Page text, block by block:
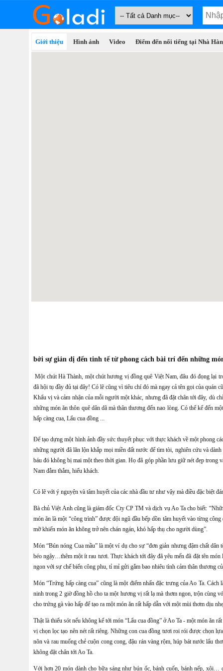
Giới thiệu Hình ảnh Video Điểm đến nổi tiếng tại Nhà
bởi sự giản dị đến tinh tế từ phong cách bài trí đến những
Một chút Hà Thành, một chút hương vị đồng quê Việt Nam, đâu đó đọng lại
đã hội tụ đầy đủ tại đây! Có lẽ cũng vì tiêu chí đó mà ngay cả tên gọi của quán
Khẩu vị và cảm nhận của mỗi người một khác, nhưng đã đặt chân tới đây, dù
những món ăn thôn quê dân dã mà thân thương đến nao lòng. Có thể kể đến
hấp càng cua, Lẩu cua đồng ...
Để tạo dựng một hình ảnh đầy sức thuyết phục với thực khách về một phong
những người đã lăn lộn khắp mọi miền đất nước để tìm tòi, nghiên cứu và
báu đó không bị mai một theo thời gian. Họ đã góp phần lưu giữ nét đẹp trong
Nam đằm thắm, hiếu khách.
Có lẽ với ý nguyện và tâm huyết của các nhà đầu tư như vậy mà điều đặc biệt
Bà chủ Việt Anh cũng là giám đốc Cty CP TM và dịch vụ Ao Ta cho biết:
món ăn là một “công trình” được đội ngũ đầu bếp dồn tâm huyết vào từng
mỡ khiến món ăn không trở nên chán ngán, khó hấp thụ cho người dùng”.
Món “Bún nóng Cua mầu” là một ví dụ cho sự “đơn giản nhưng đậm chất
béo ngậy…thêm một ít rau tươi. Thực khách tới đây đã yêu mến đã đặt tên
ngon với sự chế biến công phu, tỉ mỉ gửi gắm bao nhiêu tình cảm thân thương
Món “Trứng hấp càng cua” cũng là một điểm nhấn đặc trưng của Ao Ta.
ninh trong 2 giờ đồng hồ cho ta một hương vị rất lạ mà thơm ngon, trộn cùng
cho trứng gà vào hấp để tạo ra một món ăn rất hấp dẫn với một mùi thơm dịu
Thật là thiếu sót nếu không kể tới món “Lẩu cua đồng” ở Ao Ta - một món ăn
vị chọn lọc tạo nên nét rất riêng. Những con cua đồng tươi roi rói được chọn
nõn và rau muống chẻ cuộn cong cong, đậu rán vàng rộm, húp bát nước lẩu
không đặt chân tới Ao Ta.
Với hơn 20 món dành cho bữa sáng như bún ốc, bánh cuốn, bánh nếp, xôi…